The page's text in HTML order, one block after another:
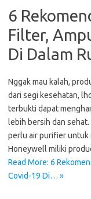
6
Filter,
Di Dalam
Nggak mau kalah,
dari segi kesehatan,
terbukti dapat
lebih bersih dan
perlu air purifier untuk
Honeywell miliki
Read More: 6
Covid-19 Di… »